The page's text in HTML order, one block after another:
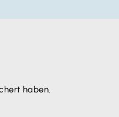
haben.